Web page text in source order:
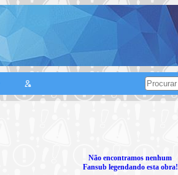
Não encontramos nenhum
Fansub legendando esta obra!